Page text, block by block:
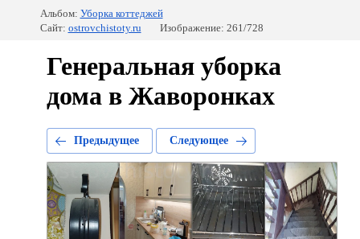
Альбом: Уборка коттеджей
Сайт: ostrovchistoty.ru Изображение: 261/728
Генеральная уборка
дома в Жаворонках
Предыдущее Следующее